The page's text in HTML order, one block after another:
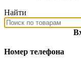
Найти
Номер телефона